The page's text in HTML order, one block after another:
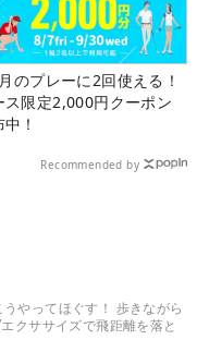
のプレーに2回使える！
ス限定2,000円クーポン
！
Recommended by
やってほぐす！ 歩きながら
クササイズで飛距離を落と